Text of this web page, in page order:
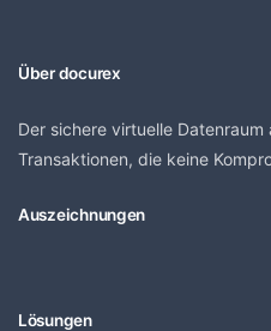
Über docurex
Der sichere virtuelle Datenraum
Transaktionen, die keine
Auszeichnungen
Lösungen